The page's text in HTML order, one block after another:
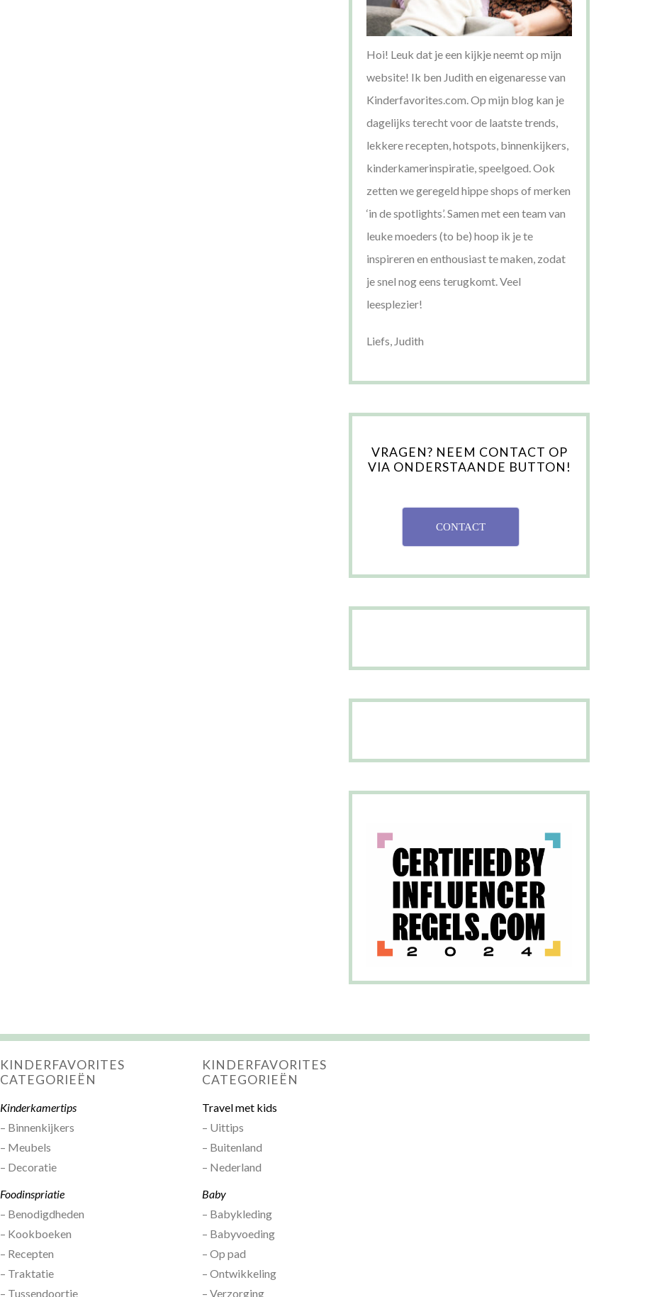
Hoi! Leuk dat je een kijkje neemt op mijn
website! Ik ben Judith en eigenaresse van
Kinderfavorites.com. Op mijn blog kan je
dagelijks terecht voor de laatste trends,
lekkere recepten, hotspots, binnenkijkers,
kinderkamerinspiratie, speelgoed. Ook
zetten we geregeld hippe shops of merken
‘in de spotlights’. Samen met een team van
leuke moeders (to be) hoop ik je te
inspireren en enthousiast te maken, zodat
je snel nog eens terugkomt. Veel
leesplezier!
Liefs, Judith
VRAGEN? NEEM CONTACT OP
VIA ONDERSTAANDE BUTTON!
CONTACT
KINDERFAVORITES
CATEGORIEËN
Kinderkamertips
– Binnenkijkers
– Meubels
– Decoratie
Foodinspriatie
– Benodigdheden
– Kookboeken
– Recepten
– Traktatie
– Tussendoortje
KINDERFAVORITES
CATEGORIEËN
Travel met kids
– Uittips
– Buitenland
– Nederland
Baby
– Babykleding
– Babyvoeding
– Op pad
– Ontwikkeling
– Verzorging